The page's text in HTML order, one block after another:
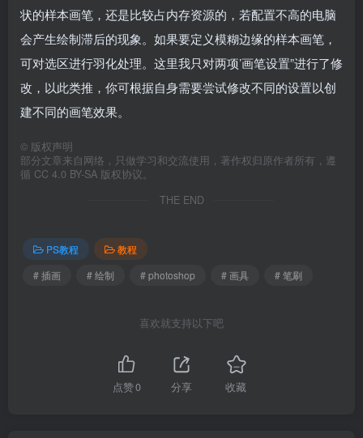
状的样本画笔，还是比较占内存资源的，若配置不高的电脑
会产生绘制滞后的现象。如果要定义模糊边缘的样本画笔，
可对选区进行羽化处理。这里我只对两项’画笔设置”进行了修
改，以此类推，你可根据自身需要尝试修改不同的设置以创
建不同的画笔效果。
© 版权声明
部分文章来自网络，只做学习和交流使用，著作权归原作者所有，遵
循 CC 4.0 BY-SA 版权协议。
THE END
PS教程
教程
# 插画
# 绘制 # photoshop # 画具 # 笔刷
喜欢就支持以下吧
点赞0 分享 收藏